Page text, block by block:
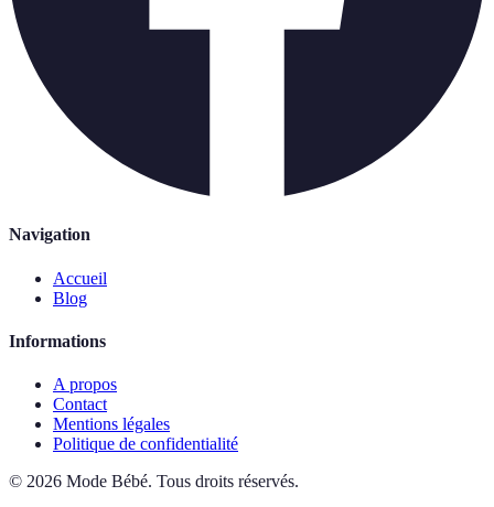
Navigation
Accueil
Blog
Informations
A propos
Contact
Mentions légales
Politique de confidentialité
© 2026 Mode Bébé. Tous droits réservés.